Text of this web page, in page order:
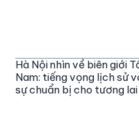
Hà Nội nhìn về biên giới
Nam: tiếng vọng lịch sử
sự chuẩn bị cho tương lai